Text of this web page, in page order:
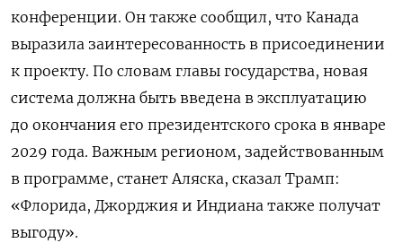
конференции. Он также сообщил, что Канада
выразила заинтересованность в присоединении
к проекту. По словам главы государства, новая
система должна быть введена в эксплуатацию
до окончания его президентского срока в январе
2029 года. Важным регионом, задействованным
в программе, станет Аляска, сказал Трамп:
«Флорида, Джорджия и Индиана также получат
выгоду».